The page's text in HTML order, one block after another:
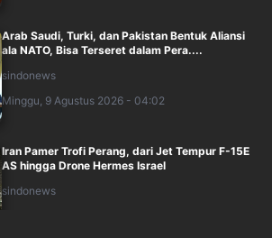
Arab Saudi, Turki, dan Pakistan Bentuk Aliansi
ala NATO, Bisa Terseret dalam Pera....
sindonews
Minggu, 9 Agustus 2026 - 04:02
Iran Pamer Trofi Perang, dari Jet Tempur F-15E
AS hingga Drone Hermes Israel
sindonews